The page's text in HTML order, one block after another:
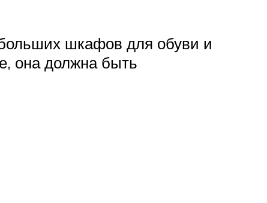
шкафов для обуви и
она должна быть